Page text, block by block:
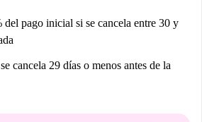
del pago inicial si se cancela entre 30 y
cancela 29 días o menos antes de la